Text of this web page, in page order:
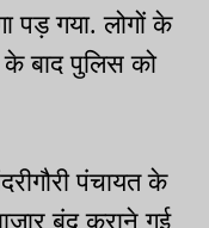
पड़ गया. लोगों के
के बाद पुलिस को
पंचायत के
बंद कराने गई